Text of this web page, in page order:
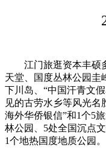
江门旅逛资本丰硕多
天堂、国度丛林公园圭
下川岛、“中国汗青文
见的古劳水乡等风光
海外华侨银信”和1个5
林公园、5处全国沉点
1个地热国度地质公园。